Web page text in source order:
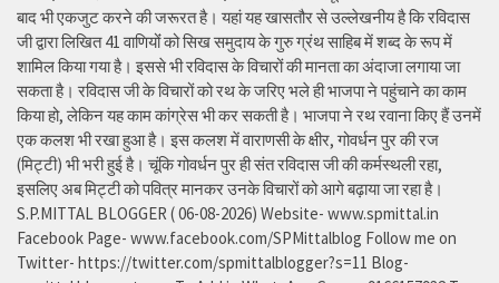
बाद भी एकजुट करने की जरूरत है। यहां यह खासतौर से उल्लेखनीय है कि रविदास
जी द्वारा लिखित 41 वाणियोंं को सिख समुदाय के गुरु ग्रंथ साहिब में शब्द के रूप में
शामिल किया गया है। इससे भी रविदास के विचारों की मानता का अंदाजा लगाया जा
सकता है। रविदास जी के विचारों को रथ के जरिए भले ही भाजपा ने पहुंचाने का काम
किया हो, लेकिन यह काम कांग्रेस भी कर सकती है। भाजपा ने रथ रवाना किए हैं उनमें
एक कलश भी रखा हुआ है। इस कलश में वाराणसी के क्षीर, गोवर्धन पुर की रज
(मिट्टी) भी भरी हुई है। चूंकि गोवर्धन पुर ही संत रविदास जी की कर्मस्थली रहा,
इसलिए अब मिट्टी को पवित्र मानकर उनके विचारों को आगे बढ़ाया जा रहा है।
S.P.MITTAL BLOGGER ( 06-08-2026) Website- www.spmittal.in
Facebook Page- www.facebook.com/SPMittalblog Follow me on
Twitter- https://twitter.com/spmittalblogger?s=11 Blog-